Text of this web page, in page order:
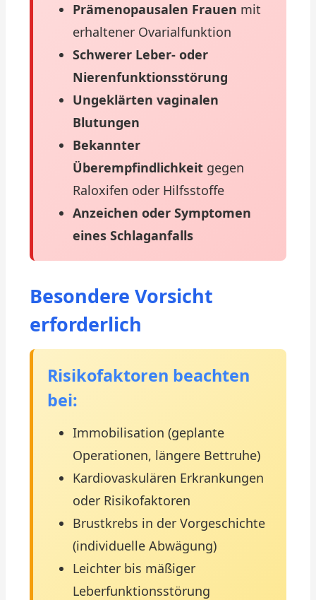
Prämenopausalen Frauen mit
erhaltener Ovarialfunktion
Schwerer Leber- oder
Nierenfunktionsstörung
Ungeklärten vaginalen
Blutungen
Bekannter
Überempfindlichkeit gegen
Raloxifen oder Hilfsstoffe
Anzeichen oder Symptomen
eines Schlaganfalls
Besondere Vorsicht
erforderlich
Risikofaktoren beachten
bei:
Immobilisation (geplante
Operationen, längere Bettruhe)
Kardiovaskulären Erkrankungen
oder Risikofaktoren
Brustkrebs in der Vorgeschichte
(individuelle Abwägung)
Leichter bis mäßiger
Leberfunktionsstörung